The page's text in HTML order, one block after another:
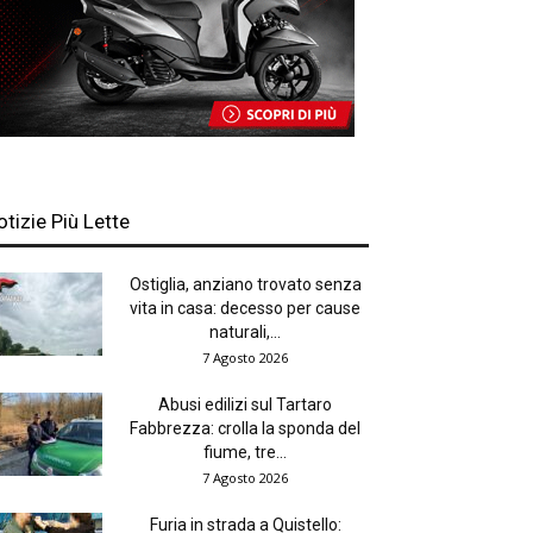
Più Lette
Ostiglia, anziano trovato senza
vita in casa: decesso per cause
naturali,...
7 Agosto 2026
Abusi edilizi sul Tartaro
Fabbrezza: crolla la sponda del
fiume, tre...
7 Agosto 2026
Furia in strada a Quistello: